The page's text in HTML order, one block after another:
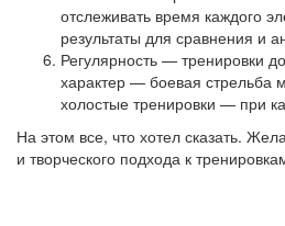
отслеживать время каждого
результаты для сравнения и
Регулярность — тренировки
характер — боевая стрельба
холостые тренировки — при
На этом все, что хотел сказать.
и творческого подхода к